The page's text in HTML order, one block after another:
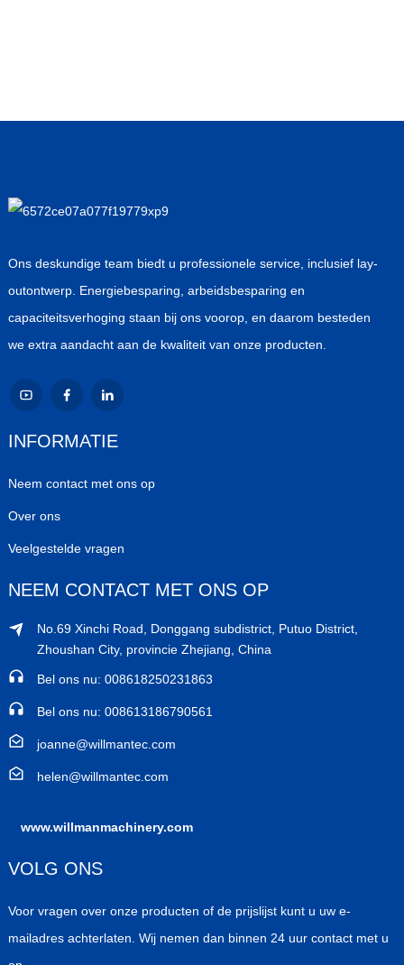
Ons deskundige team biedt u professionele service, inclusief lay-
outontwerp. Energiebesparing, arbeidsbesparing en
capaciteitsverhoging staan ​​bij ons voorop, en daarom besteden
we extra aandacht aan de kwaliteit van onze producten.
INFORMATIE
Neem contact met ons op
Over ons
Veelgestelde vragen
NEEM CONTACT MET ONS OP
No.69 Xinchi Road, Donggang subdistrict, Putuo District,
Zhoushan City, provincie Zhejiang, China
Bel ons nu: 008618250231863
Bel ons nu: 008613186790561
joanne@willmantec.com
helen@willmantec.com
www.willmanmachinery.com
VOLG ONS
Voor vragen over onze producten of de prijslijst kunt u uw e-
mailadres achterlaten. Wij nemen dan binnen 24 uur contact met u